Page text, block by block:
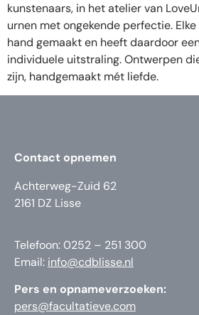
kunstenaars, in het atelier van
urnen met ongekende perfectie.
hand gemaakt en heeft daardoor
individuele uitstraling. Ontwerpen
zijn, handgemaakt mét liefde.
Contact opnemen
Achterweg-Zuid 62
2161 DZ Lisse
Telefoon: 0252 – 251 300
Email: info@cdblisse.nl
Pers en opnameverzoeken:
pers@facultatieve.com